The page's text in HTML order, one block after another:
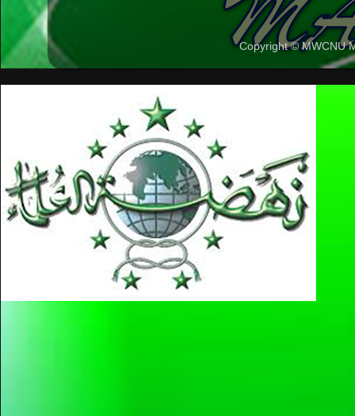
Copyright © MWCNU